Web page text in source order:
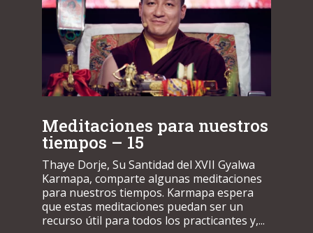
Meditaciones para nuestros
tiempos – 15
Thaye Dorje, Su Santidad del XVII Gyalwa
Karmapa, comparte algunas meditaciones
para nuestros tiempos. Karmapa espera
que estas meditaciones puedan ser un
recurso útil para todos los practicantes y,...